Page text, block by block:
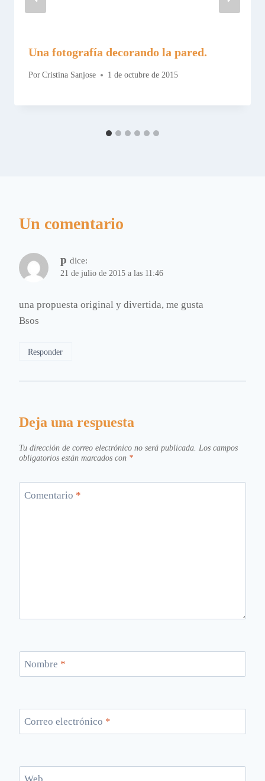
Una fotografía decorando la pared.
Por Cristina Sanjose 1 de octubre de 2015
Un comentario
p dice:
21 de julio de 2015 a las 11:46
una propuesta original y divertida, me gusta
Bsos
Responder
Deja una respuesta
Tu dirección de correo electrónico no será publicada. Los campos
obligatorios están marcados con *
Comentario *
Nombre *
Correo electrónico *